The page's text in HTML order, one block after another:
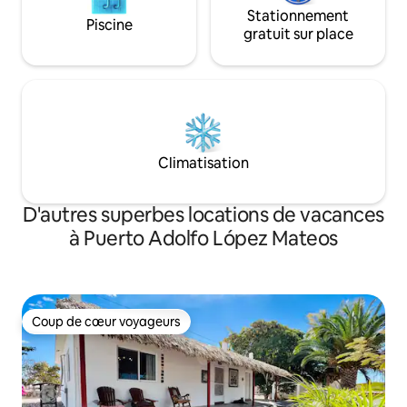
Piscine
Stationnement
gratuit sur place
Climatisation
D'autres superbes locations de vacances
à Puerto Adolfo López Mateos
Coup de cœur voyageurs
Coup de cœur voyageurs